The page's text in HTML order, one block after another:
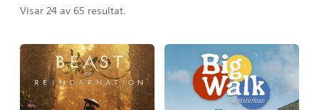
Visar 24 av 65 resultat.